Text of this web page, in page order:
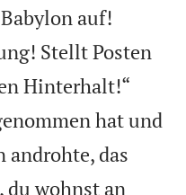
auf!
Stellt Posten
Hinterhalt!“
hat und
androhte, das
du wohnst an